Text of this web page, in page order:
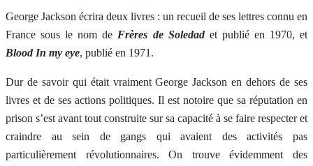
George Jackson écrira deux livres : un recueil de ses lettres connu en
France sous le nom de Frères de Soledadet publié en 1970, et
Blood In my eye, publié en 1971.
Dur de savoir qui était vraiment George Jackson en dehors de ses
livres et de ses actions politiques. Il est notoire que sa réputation en
prison s’est avant tout construite sur sa capacité à se faire respecter et
craindre au sein de gangs qui avaient des activités pas
particulièrement révolutionnaires. On trouve évidemment des